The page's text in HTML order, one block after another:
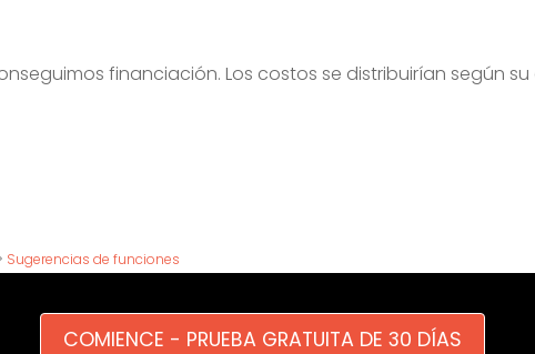
financiación. Los costos se distribuirían según
Sugerencias de funciones
COMIENCE - PRUEBA GRATUITA DE 30 DÍAS